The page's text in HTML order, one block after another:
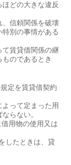
どの大きな違反
、信頼関係を破壊
別の事情がある
賃貸借関係の継
のであるとき
定を賃貸借契約
って定まった用
らない。
用物の使用又は
したときは、貸